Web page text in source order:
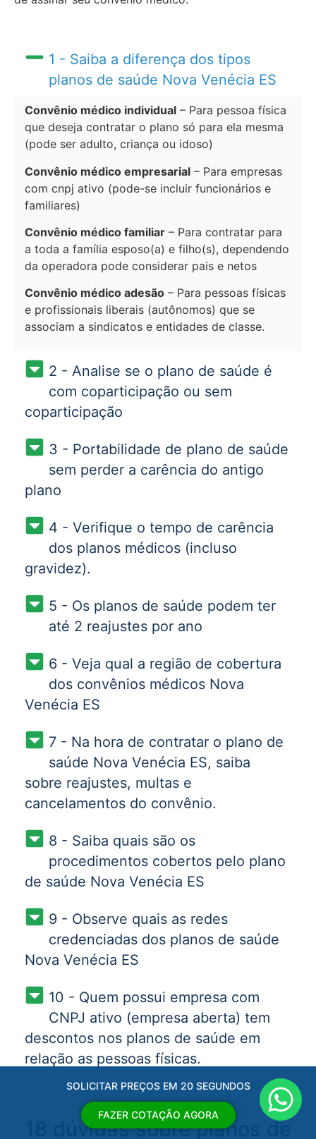
1 - Saiba a diferença dos tipos
planos de saúde Nova Venécia ES
Convênio médico individual – Para pessoa física
que deseja contratar o plano só para ela mesma
(pode ser adulto, criança ou idoso)
Convênio médico empresarial – Para empresas
com cnpj ativo (pode-se incluir funcionários e
familiares)
Convênio médico familiar – Para contratar para
a toda a família esposo(a) e filho(s), dependendo
da operadora pode considerar pais e netos
Convênio médico adesão – Para pessoas físicas
e profissionais liberais (autônomos) que se
associam a sindicatos e entidades de classe.
2 - Analise se o plano de saúde é
com coparticipação ou sem
coparticipação
3 - Portabilidade de plano de saúde
sem perder a carência do antigo
plano
4 - Verifique o tempo de carência
dos planos médicos (incluso
gravidez).
5 - Os planos de saúde podem ter
até 2 reajustes por ano
6 - Veja qual a região de cobertura
dos convênios médicos Nova
Venécia ES
7 - Na hora de contratar o plano de
saúde Nova Venécia ES, saiba
sobre reajustes, multas e
cancelamentos do convênio.
8 - Saiba quais são os
procedimentos cobertos pelo plano
de saúde Nova Venécia ES
9 - Observe quais as redes
credenciadas dos planos de saúde
Nova Venécia ES
10 - Quem possui empresa com
CNPJ ativo (empresa aberta) tem
descontos nos planos de saúde em
relação as pessoas físicas.
18 dúvidas sobre planos de
SOLICITAR PREÇOS EM 20 SEGUNDOS
FAZER COTAÇÃO AGORA